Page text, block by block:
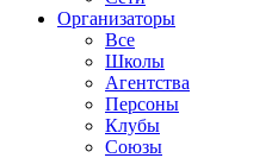
Организаторы
Все
Школы
Агентства
Персоны
Клубы
Союзы